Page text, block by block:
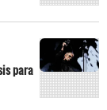
para